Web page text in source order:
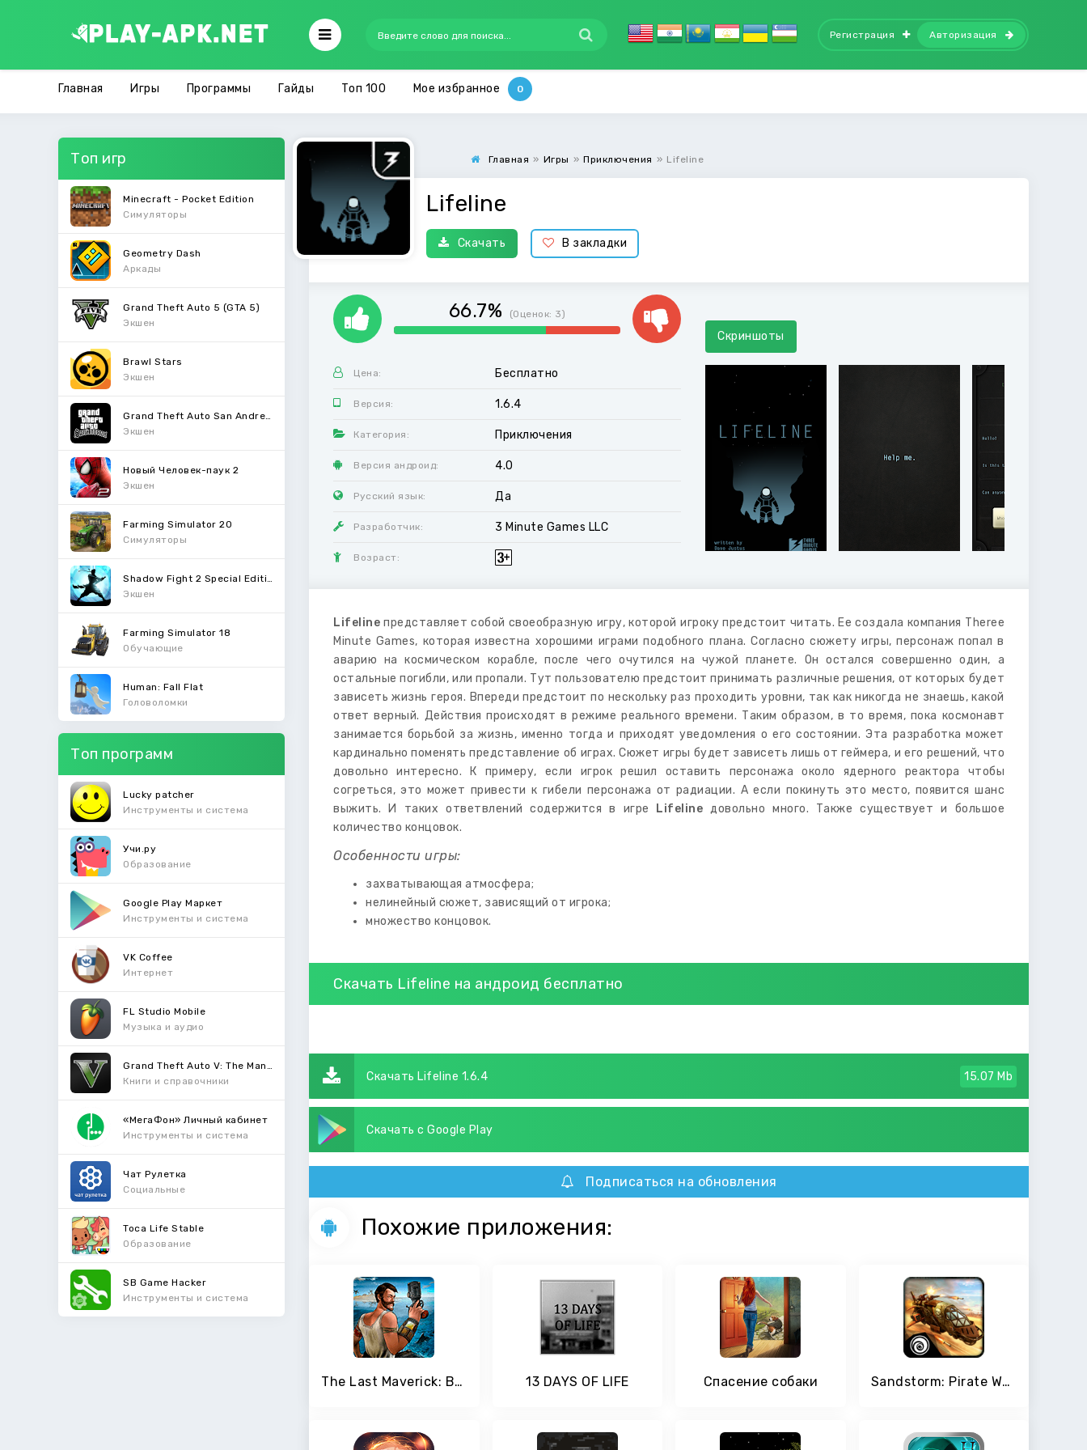
Регистрация Авторизация
Главная Игры Программы Гайды Топ 100 Мое избранное
Топ игр
Minecraft - Pocket Edition
Симуляторы
Geometry Dash
Аркады
Grand Theft Auto 5 (GTA 5)
Экшен
Brawl Stars
Экшен
Экшен
Новый Человек-паук 2
Экшен
Farming Simulator 20
Симуляторы
Экшен
Farming Simulator 18
Обучающие
Human: Fall Flat
Головоломки
Топ программ
Lucky patcher
Инструменты и система
Учи.ру
Образование
Google Play Маркет
Инструменты и система
VK Coffee
Интернет
FL Studio Mobile
Музыка и аудио
Книги и справочники
«МегаФон» Личный кабинет
Инструменты и система
Чат Рулетка
Социальные
Toca Life Stable
Образование
SB Game Hacker
Инструменты и система
Главная » Игры » Приключения » Lifeline
Lifeline
Скачать В закладки
66.7% (Оценок: 3)
Цена: Бесплатно
Версия: 1.6.4
Категория: Приключения
Версия андроид: 4.0
Русский язык: Да
Разработчик: 3 Minute Games LLC
Возраст:
Скриншоты
Lifelineпредставляет собой своеобразную игру, которой игроку предстоит читать. Ее создала компания Theree
Minute Games, которая известна хорошими играми подобного плана. Согласно сюжету игры, персонаж попал в
аварию на космическом корабле, после чего очутился на чужой планете. Он остался совершенно один, а
остальные погибли, или пропали. Тут пользователю предстоит принимать различные решения, от которых будет
зависеть жизнь героя. Впереди предстоит по нескольку раз проходить уровни, так как никогда не знаешь, какой
ответ верный. Действия происходят в режиме реального времени. Таким образом, в то время, пока космонавт
занимается борьбой за жизнь, именно тогда и приходят уведомления о его состоянии. Эта разработка может
кардинально поменять представление об играх. Сюжет игры будет зависеть лишь от геймера, и его решений, что
довольно интересно. К примеру, если игрок решил оставить персонажа около ядерного реактора чтобы
согреться, это может привести к гибели персонажа от радиации. А если покинуть это место, появится шанс
выжить. И таких ответвлений содержится в игре
Lifeline довольно много. Также существует и большое
количество концовок.
Особенности игры:
захватывающая атмосфера;
нелинейный сюжет, зависящий от игрока;
множество концовок.
Скачать Lifeline на андроид бесплатно
Скачать Lifeline 1.6.4 15.07 Mb
Скачать с Google Play
Подписаться на обновления
Похожие приложения:
The Last Maverick: Выживание на плоту 13 DAYS OF LIFE Спасение собаки Sandstorm: Pirate Wars